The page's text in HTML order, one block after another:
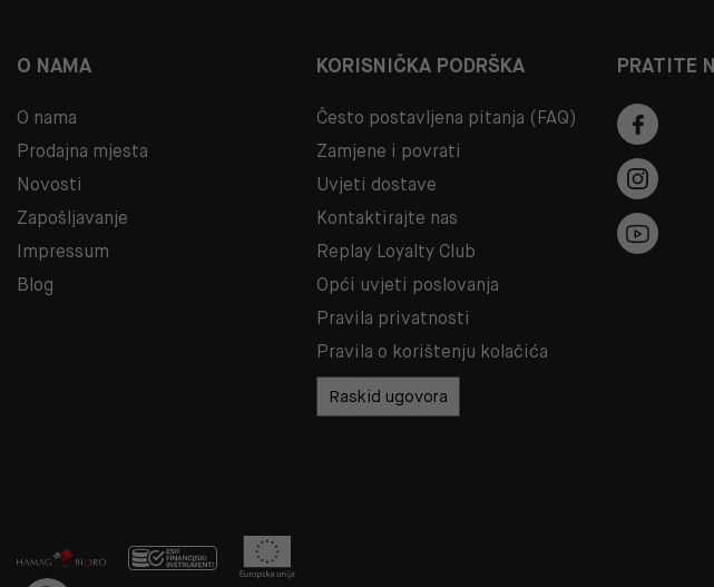
O NAMA
O nama
Prodajna mjesta
Novosti
Zapošljavanje
Impressum
Blog
KORISNIČKA PODRŠKA
Često postavljena pitanja (FAQ)
Zamjene i povrati
Uvjeti dostave
Kontaktirajte nas
Replay Loyalty Club
Opći uvjeti poslovanja
Pravila privatnosti
Pravila o korištenju kolačića
Raskid ugovora
PRATITE